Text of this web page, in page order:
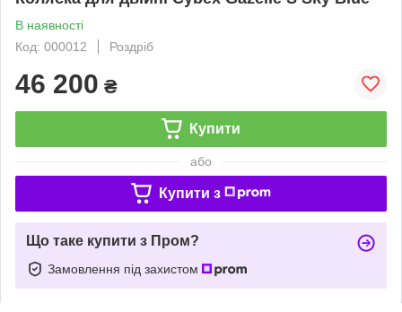
В наявності
Код: 000012
Роздріб
46 200 ₴
Купити
або
Купити з
Що таке купити з Пром?
Замовлення під захистом